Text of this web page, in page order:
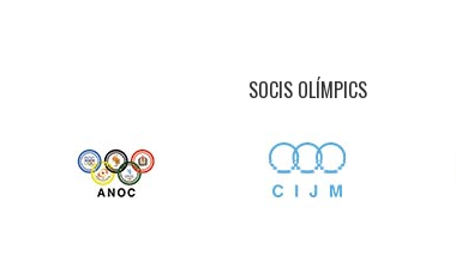
SOCIS OLÍMPICS